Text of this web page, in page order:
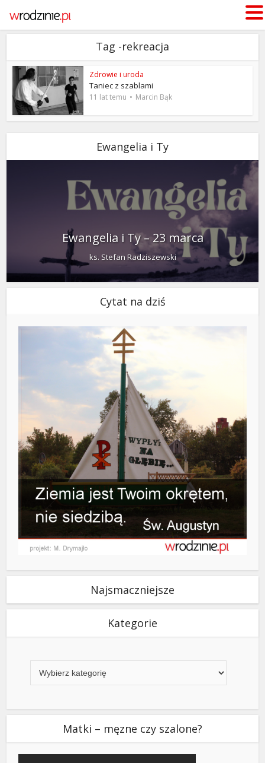
Tag -rekreacja
Zdrowie i uroda
Taniec z szablami
11 lat temu Marcin Bąk
Ewangelia i Ty
Ewangelia i Ty – 23 marca
ks. Stefan Radziszewski
Cytat na dziś
Najsmaczniejsze
Kategorie
Matki – męzne czy szalone?